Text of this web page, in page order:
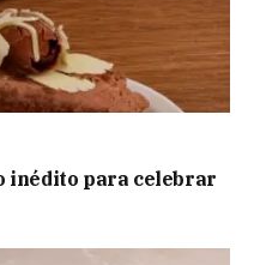
inédito para celebrar